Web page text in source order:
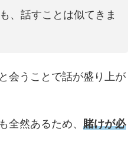
、話すことは似てきま
会うことで話が盛り上が
全然あるため、 賭けが必